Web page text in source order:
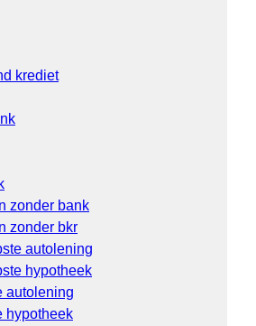
krediet
zonder bank
zonder bkr
autolening
hypotheek
autolening
hypotheek